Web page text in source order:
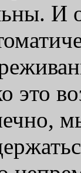
И
это